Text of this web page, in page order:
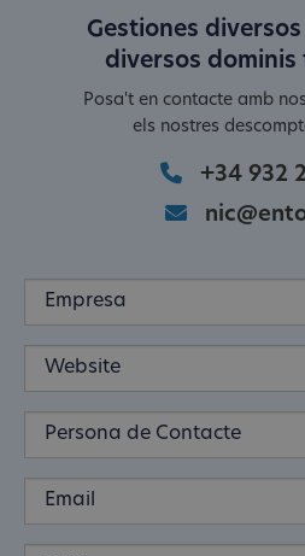
Gestiones
diversos
Posa't en contacte amb
els nostres
+34 932